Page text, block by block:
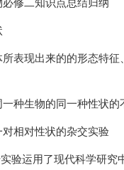
必修二知识点总结归纳
现出来的的形态特征
生物的同一种性状的
相对性状的杂交实验
运用了现代科学研究